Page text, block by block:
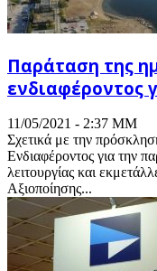
Παράταση της
ενδιαφέροντος
11/05/2021 - 2:37 ΜΜ
Σχετικά με την
Ενδιαφέροντος για την
λειτουργίας και
Αξιοποίησης...